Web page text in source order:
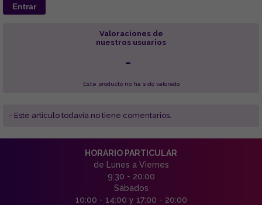
Entrar
Valoraciones de
nuestros usuarios
-
Este producto no ha sido valorado
- Este articulo todavía no tiene comentarios.
HORARIO PARTICULAR
de Lunes a Viernes
9:30 - 20:00
Sábados
10:00 - 14:00 y 17:00 - 20:00